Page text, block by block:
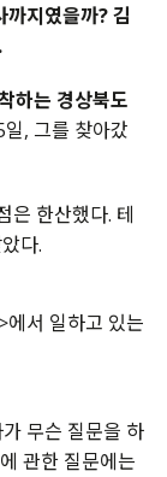
지였을까? 김
하는 경상북도
, 그를 찾아갔
은 한산했다. 테
다.
에서 일하고 있는
무슨 질문을 하
관한 질문에는